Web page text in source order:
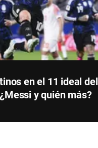
en el 11 ideal del
y quién más?